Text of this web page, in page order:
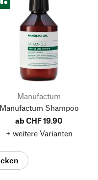
Manufactum
Manufactum Shampoo
ab CHF 19.90
+ weitere Varianten